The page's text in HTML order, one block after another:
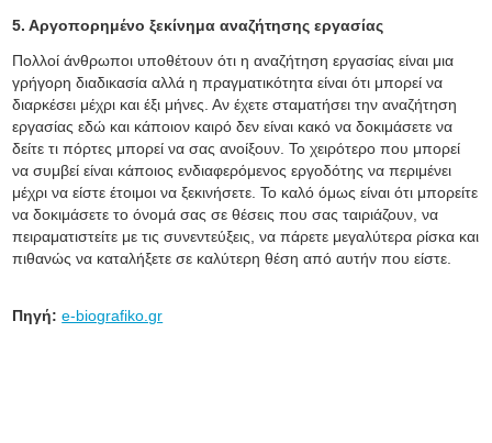
5. Αργοπορημένο ξεκίνημα αναζήτησης εργασίας
Πολλοί άνθρωποι υποθέτουν ότι η αναζήτηση εργασίας είναι μια
γρήγορη διαδικασία αλλά η πραγματικότητα είναι ότι μπορεί να
διαρκέσει μέχρι και έξι μήνες. Αν έχετε σταματήσει την αναζήτηση
εργασίας εδώ και κάποιον καιρό δεν είναι κακό να δοκιμάσετε να
δείτε τι πόρτες μπορεί να σας ανοίξουν. Το χειρότερο που μπορεί
να συμβεί είναι κάποιος ενδιαφερόμενος εργοδότης να περιμένει
μέχρι να είστε έτοιμοι να ξεκινήσετε. Το καλό όμως είναι ότι μπορείτε
να δοκιμάσετε το όνομά σας σε θέσεις που σας ταιριάζουν, να
πειραματιστείτε με τις συνεντεύξεις, να πάρετε μεγαλύτερα ρίσκα και
πιθανώς να καταλήξετε σε καλύτερη θέση από αυτήν που είστε.
Πηγή:e-biografiko.gr